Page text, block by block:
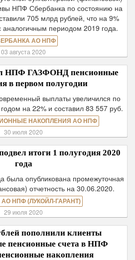
НПФ Сбербанка по состоянию на
705 млрд рублей, что на 9%
периодом 2019 года.
АО НПФ
03 августа 2020
НПФ ГАЗФОНД пенсионные
в первом полугодии
выплаты увеличился по
на 22% и составил 83 557 руб.
НАКОПЛЕНИЯ АО НПФ
30 июля 2020
итоги 1 полугодия 2020
года
была опубликована промежуточная
отчетность на 30.06.2020.
НПФ (ЛУКОЙЛ-ГАРАНТ)
29 июля 2020
пополнили клиенты
пенсионные счета в НПФ
накопления